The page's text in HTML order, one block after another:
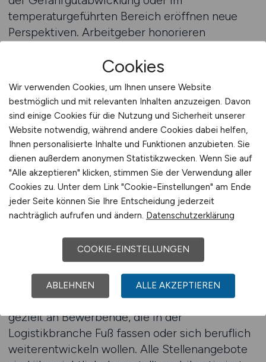
temperaturgeführten Bereich eröffnen neue
Perspektiven. Arbeitgeber honorieren
zunehmend mit gezielten
Weiterbildungsangeboten. Langfristig kann der
Weg vom Kommissionierer über den
Schichtleiter bis hin zum Lagermeister führen.
Gerade in einer Branche, die Wachstum und
Wandel gewohnt ist, entstehen kontinuierlich
neue Chancen für Mitarbeitende, die sich
entwickeln wollen.
Kommissionierer-Jobs auf
LOGISTIKPLATZ.DE bietet Ihnen eine
Stellenangeboten im Bereich
Kommissionierung. Unsere Plattform richtet sich
gezielt an Bewerbende, die in der
Logistikbranche Fuß fassen oder sich beruflich
weiterentwickeln wollen. Alle Stellenangebote
Cookies
Wir verwenden Cookies, um Ihnen unsere Website
bestmöglich und mit relevanten Inhalten anzuzeigen. Davon
sind einige Cookies für die Nutzung und Sicherheit unserer
Website notwendig, während andere Cookies dabei helfen,
Ihnen personalisierte Inhalte und Funktionen anzubieten. Sie
dienen außerdem anonymen Statistikzwecken. Wenn Sie auf
"Alle akzeptieren" klicken, stimmen Sie der Verwendung aller
Cookies zu. Unter dem Link "Cookie-Einstellungen" am Ende
jeder Seite können Sie Ihre Entscheidung jederzeit
nachträglich aufrufen und ändern. Datenschutzerklärung
COOKIE-EINSTELLUNGEN
ABLEHNEN ALLE AKZEPTIEREN